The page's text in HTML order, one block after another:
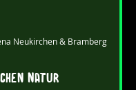
Neukirchen & Bramberg
Natur